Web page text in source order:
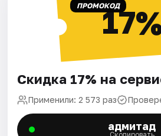
ПРОМОКОД
Скидка 17% на
Применили: 2 573 раз
адмитад